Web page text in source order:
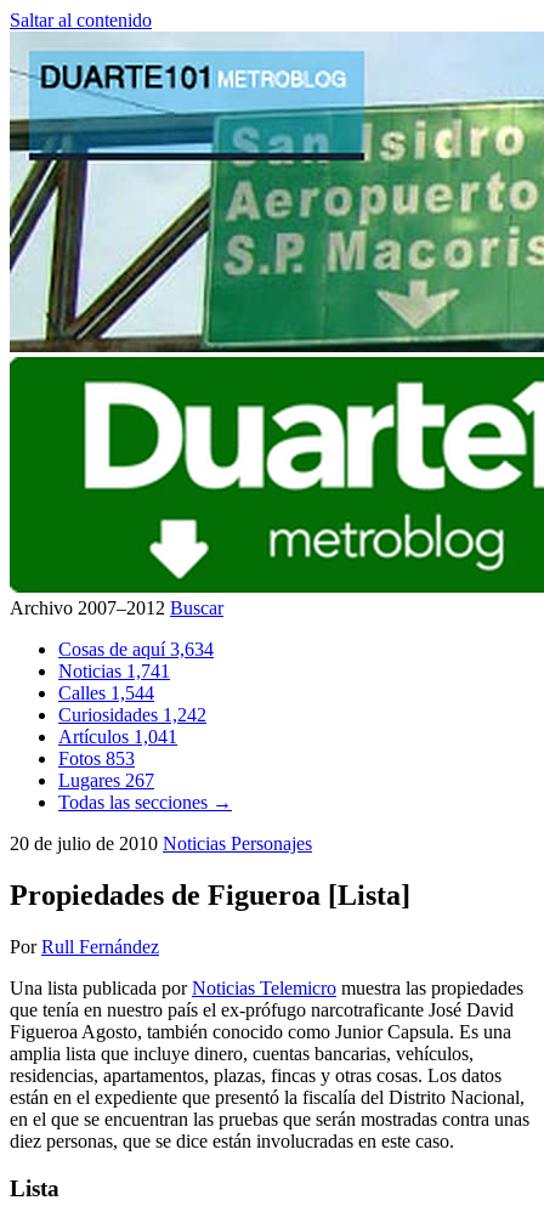
Saltar al contenido
Archivo 2007–2012 Buscar
Cosas de aquí3,634
Noticias 1,741
Calles 1,544
Curiosidades 1,242
Artículos 1,041
Fotos 853
Lugares 267
Todas las secciones →
20 de julio de 2010 Noticias Personajes
Propiedades de Figueroa [Lista]
PorRull Fernández
Una lista publicada porNoticias Telemicro muestra las propiedades
que tenía en nuestro país el ex-prófugo narcotraficante José David
Figueroa Agosto, también conocido como Junior Capsula. Es una
amplia lista que incluye dinero, cuentas bancarias, vehículos,
residencias, apartamentos, plazas, fincas y otras cosas. Los datos
están en el expediente que presentó la fiscalía del Distrito Nacional,
en el que se encuentran las pruebas que serán mostradas contra unas
diez personas, que se dice están involucradas en este caso.
Lista